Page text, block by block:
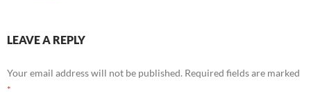
LEAVE A REPLY
Your email address will not be published. Required fields are marked
*